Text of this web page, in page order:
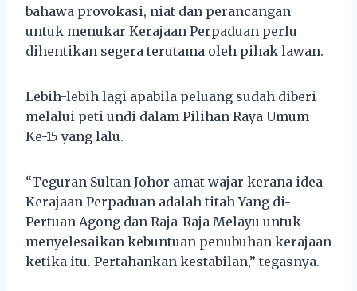
bahawa provokasi, niat dan perancangan
untuk menukar Kerajaan Perpaduan perlu
dihentikan segera terutama oleh pihak lawan.
Lebih-lebih lagi apabila peluang sudah diberi
melalui peti undi dalam Pilihan Raya Umum
Ke-15 yang lalu.
“Teguran Sultan Johor amat wajar kerana idea
Kerajaan Perpaduan adalah titah Yang di-
Pertuan Agong dan Raja-Raja Melayu untuk
menyelesaikan kebuntuan penubuhan kerajaan
ketika itu. Pertahankan kestabilan,” tegasnya.